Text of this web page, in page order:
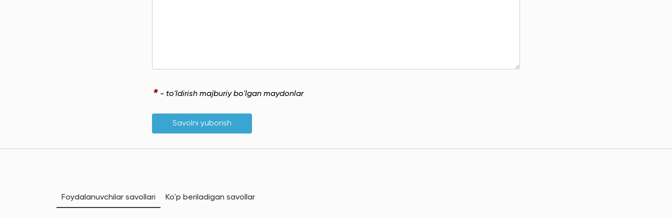
* - to'ldirish majburiy bo'lgan maydonlar
Savolni yuborish
Foydalanuvchilar savollari Ko'p beriladigan savollar